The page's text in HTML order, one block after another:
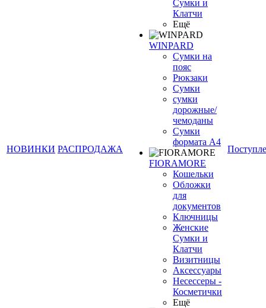
НОВИНКИ РАСПРОДАЖА
Сумки и
Клатчи
Ещё
WINPARD
Сумки на
пояс
Рюкзаки
Сумки
сумки
дорожные/
чемоданы
Сумки
формата А4
FIORAMORE
Кошельки
Обложки
для
документов
Ключницы
Женские
Сумки и
Клатчи
Визитницы
Аксессуары
Несессеры -
Косметички
Ещё